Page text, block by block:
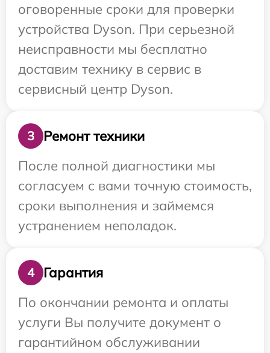
оговоренные сроки для проверки
устройства Dyson. При серьезной
неисправности мы бесплатно
доставим технику в сервис в
сервисный центр Dyson.
3
Ремонт техники
После полной диагностики мы
согласуем с вами точную стоимость,
сроки выполнения и займемся
устранением неполадок.
4
Гарантия
По окончании ремонта и оплаты
услуги Вы получите документ о
гарантийном обслуживании